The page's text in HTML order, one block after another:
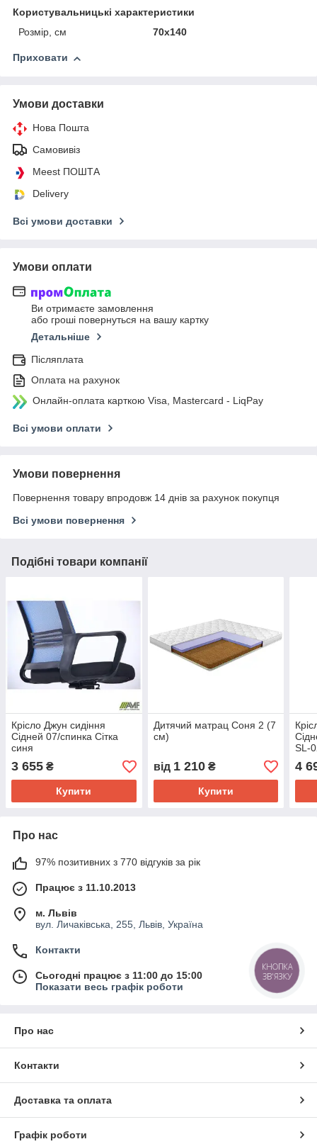
Користувальницькі характеристики
Розмір, см
70х140
Приховати
Умови доставки
Нова Пошта
Самовивіз
Meest ПОШТА
Delivery
Всі умови доставки
Умови оплати
Ви отримаєте замовлення
або гроші повернуться на вашу картку
Детальніше
Післяплата
Оплата на рахунок
Онлайн-оплата карткою Visa, Mastercard - LiqPay
Всі умови оплати
Умови повернення
Повернення товару впродовж 14 днів за рахунок покупця
Всі умови повернення
Подібні товари компанії
Крісло Джун сидіння
Сідней 07/спинка Сітка
синя
3 655 ₴
Купити
Дитячий матрац Соня 2 (7
см)
від 1 210₴
Купити
SL-
4
Про нас
97% позитивних з 770 відгуків за рік
Працює з 11.10.2013
м. Львів
вул. Личаківська, 255, Львів, Україна
Контакти
Сьогодні працює з 11:00 до 15:00
Показати весь графік роботи
Про нас
Контакти
Доставка та оплата
Графік роботи
КНОПКА
ЗВ'ЯЗКУ